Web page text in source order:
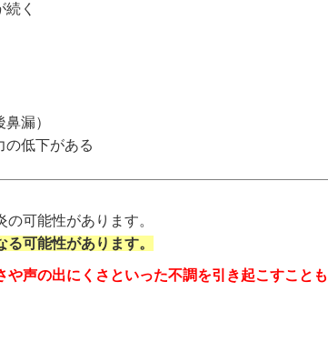
く
漏）
の低下がある
可能性があります。
可能性があります。
声の出にくさといった不調を引き起こすこと